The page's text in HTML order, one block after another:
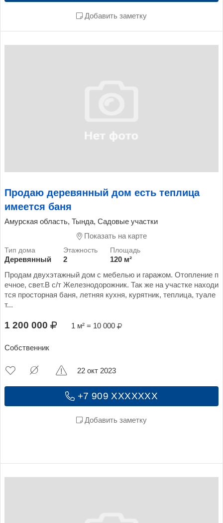
Добавить заметку
Продаю деревянный дом есть теплица
имеется баня
Амурская область, Тында, Садовые участки
Показать на карте
Деревянный 2
120 м²
Продам двухэтажный дом с мебелью и гаражом. Отопление п
ечное, свет.В с/т Железнодорожник. Так же на участке находи
тся просторная баня, летняя кухня, курятник, теплица, туале
т...
1 200 000 1 м² = 10 000
Собственник
+7 909 XXXXXXX
Добавить заметку
22 окт 2023